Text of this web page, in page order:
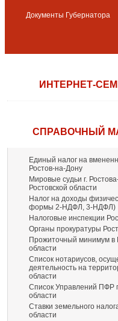
Документы Губернатора
ИНТЕРНЕТ-
СПРАВОЧНЫЙ
Единый налог на
Ростов-на-Дону
Мировые судьи г.
Ростовской области
Налог на доходы
формы 2-НДФЛ, 3-НДФЛ)
Налоговые инспекции
Органы прокуратуры
Прожиточный минимум в
области
Список нотариусов,
деятельность на
области
Список Управлений ПФР
области
Ставки земельного
области